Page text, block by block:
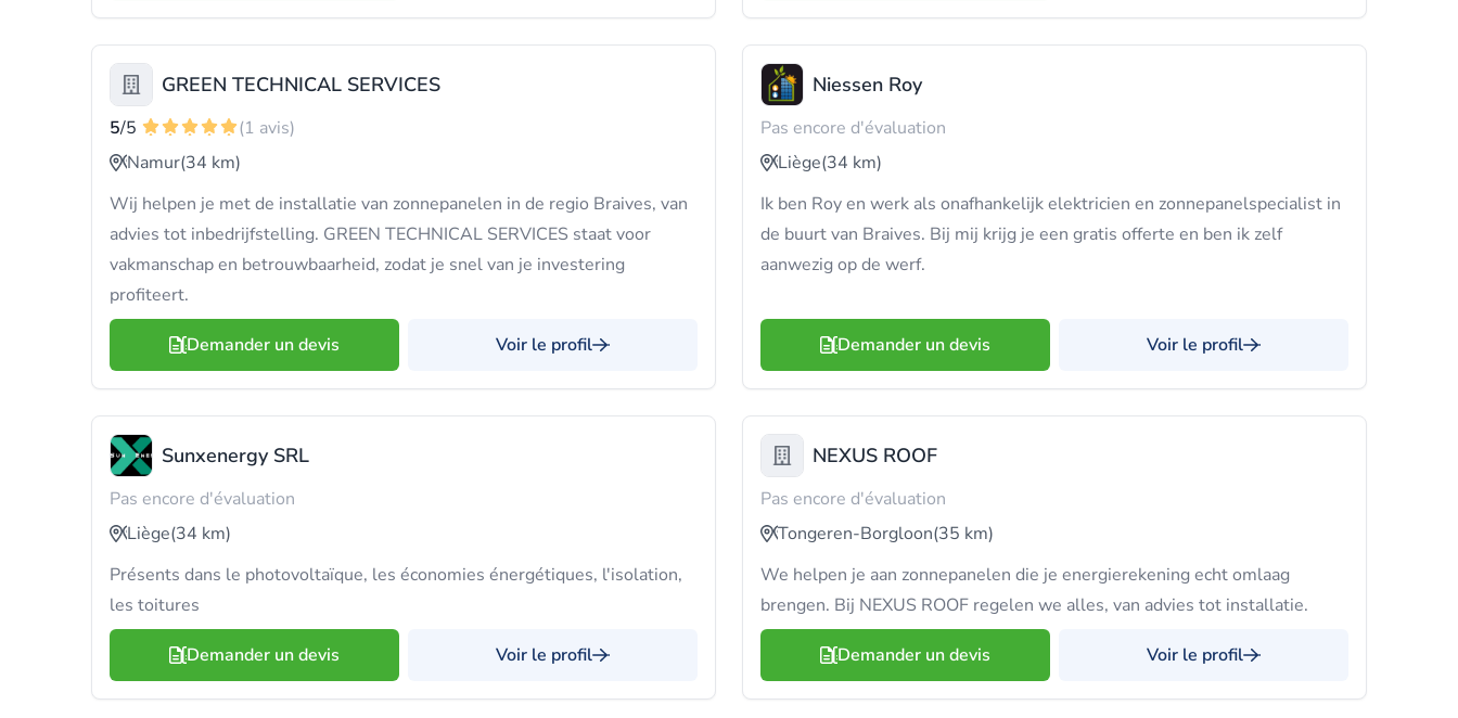
GREEN TECHNICAL SERVICES
5/5
(1 avis)
Namur(34 km)
Wij helpen je met de installatie van zonnepanelen in de regio Braives, van
advies tot inbedrijfstelling. GREEN TECHNICAL SERVICES staat voor
vakmanschap en betrouwbaarheid, zodat je snel van je investering
profiteert.
Demander un devis Voir le profil
Niessen Roy
Pas encore d'évaluation
Liège(34 km)
Ik ben Roy en werk als onafhankelijk elektricien en zonnepanelspecialist in
de buurt van Braives. Bij mij krijg je een gratis offerte en ben ik zelf
aanwezig op de werf.
Demander un devis Voir le profil
Sunxenergy SRL
Pas encore d'évaluation
Liège(34 km)
Présents dans le photovoltaïque, les économies énergétiques, l'isolation,
les toitures
Demander un devis Voir le profil
NEXUS ROOF
Pas encore d'évaluation
Tongeren-Borgloon(35 km)
We helpen je aan zonnepanelen die je energierekening echt omlaag
brengen. Bij NEXUS ROOF regelen we alles, van advies tot installatie.
Demander un devis Voir le profil